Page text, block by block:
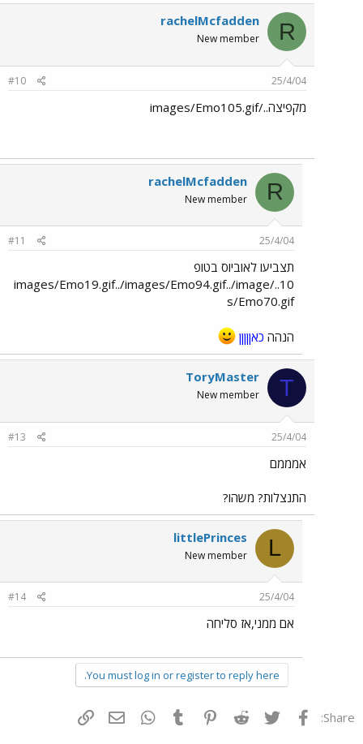
R
rachelMcfadden
New member
25/4/04
#10
מקפיצה../images/Emo105.gif
R
rachelMcfadden
New member
25/4/04
#11
תצביעו לאוביוס בטופ
10../images/Emo19.gif../images/Emo94.gif../image
s/Emo70.gif
הנהה כאןןןןן
T
ToryMaster
New member
25/4/04
#13
אמממם
התנצלות? משהו?
L
littlePrinces
New member
25/4/04
#14
אם ממני,אז סליחה
You must log in or register to reply here.
Share: פייסבוק Twitter
Reddit
Pinterest
Tumblr
WhatsAppדואר אלקטרוני